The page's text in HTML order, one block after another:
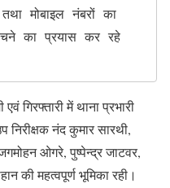
मोबाइल नंबरों का
का प्रयास कर रहे
गिरफ्तारी में थाना प्रभारी
नंद कुमार सारथी,
ओगरे, पुष्पेन्द्र जाटवर,
की महत्वपूर्ण भूमिका रही।